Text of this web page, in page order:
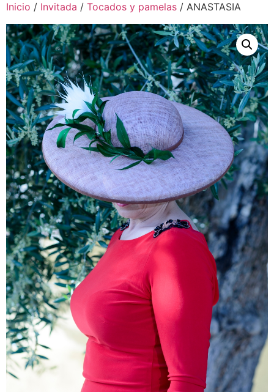
Home
Sobre Mí
Piezas
Piezas personalizadas
Alquiler
MODA
Contacto
F.A.Q
Inicio / Invitada / Tocados y pamelas / ANASTASIA